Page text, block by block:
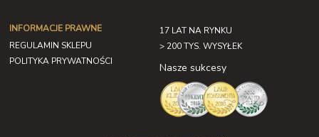
INFORMACJE PRAWNE
REGULAMIN SKLEPU
POLITYKA PRYWATNOŚCI
17 LAT NA RYNKU
> 200 TYS. WYSYŁEK
Nasze sukcesy